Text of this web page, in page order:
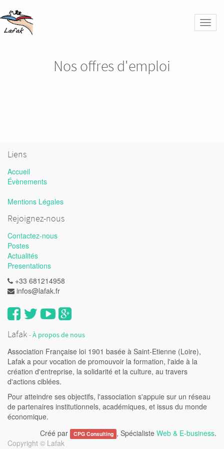
la
Nos offres d'emploi
Liens
Accueil
Évènements
Mentions Légales
Rejoignez-nous
Contactez-nous
Postes
Actualités
Presentations
+33 681214958
infos@lafak.fr
Lafak -À propos de nous
Association Française loi 1901 basée à Saint-Etienne (Loire),
Lafak a pour vocation de promouvoir la formation, l'aide à la
création d'entreprise, la solidarité et la culture, au travers
d'actions ciblées.
Pour atteindre ses objectifs, l'association s'appuie sur un réseau
de partenaires institutionnels, académiques, et issus du monde
économique.
Créé par CPG Consulting , Spécialiste Web & E-business.
Copyright © Lafak